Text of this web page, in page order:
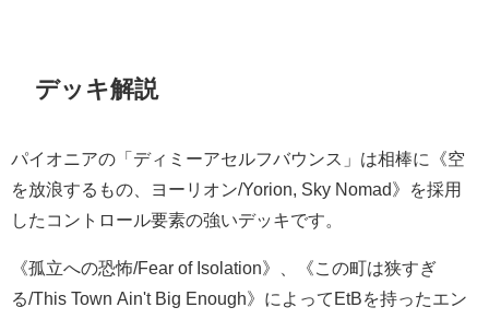
デッキ解説
パイオニアの「ディミーアセルフバウンス」は相棒に《空
を放浪するもの、ヨーリオン/Yorion, Sky Nomad》を採用
したコントロール要素の強いデッキです。
《孤立への恐怖/Fear of Isolation》、《この町は狭すぎ
る/This Town Ain't Big Enough》によってEtBを持ったエン